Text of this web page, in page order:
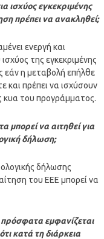
ισχύος εγκεκριμένης
πρέπει να ανακληθεί;
ενεργή και
της εγκεκριμένης
η μεταβολή επήλθε
και πρέπει να ισχύσουν
του προγράμματος.
μπορεί να αιτηθεί για
δήλωση;
δήλωσης
του ΕΕΕ μπορεί να
εμφανίζεται
κατά τη διάρκεια